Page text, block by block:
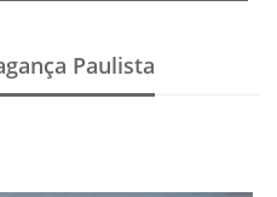
Paulista